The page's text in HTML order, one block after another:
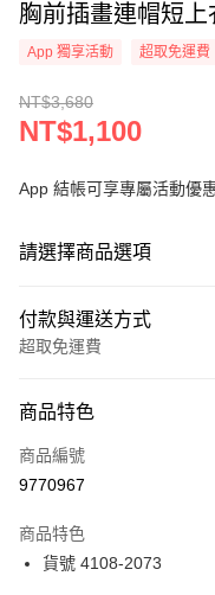
胸前插畫連帽短上
App 獨享活動 超取免運費
NT$3,680
NT$1,100
App 結帳可享專屬活動優
請選擇商品選項
付款與運送方式
超取免運費
信用卡一次付款
超商取貨付款
ATM付款
商品特色
商品編號
9770967
商品特色
貨號 4108-2073